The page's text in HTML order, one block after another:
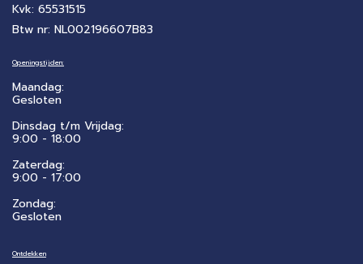
Kvk: 65531515
Btw nr: NL002196607B83
Openingstijden:
Maandag:
Gesloten
Dinsdag t/m Vrijdag:
9:00 - 18:00
Zaterdag:
​9:00 - 17:00
Zondag:
Gesloten
Ontdekken